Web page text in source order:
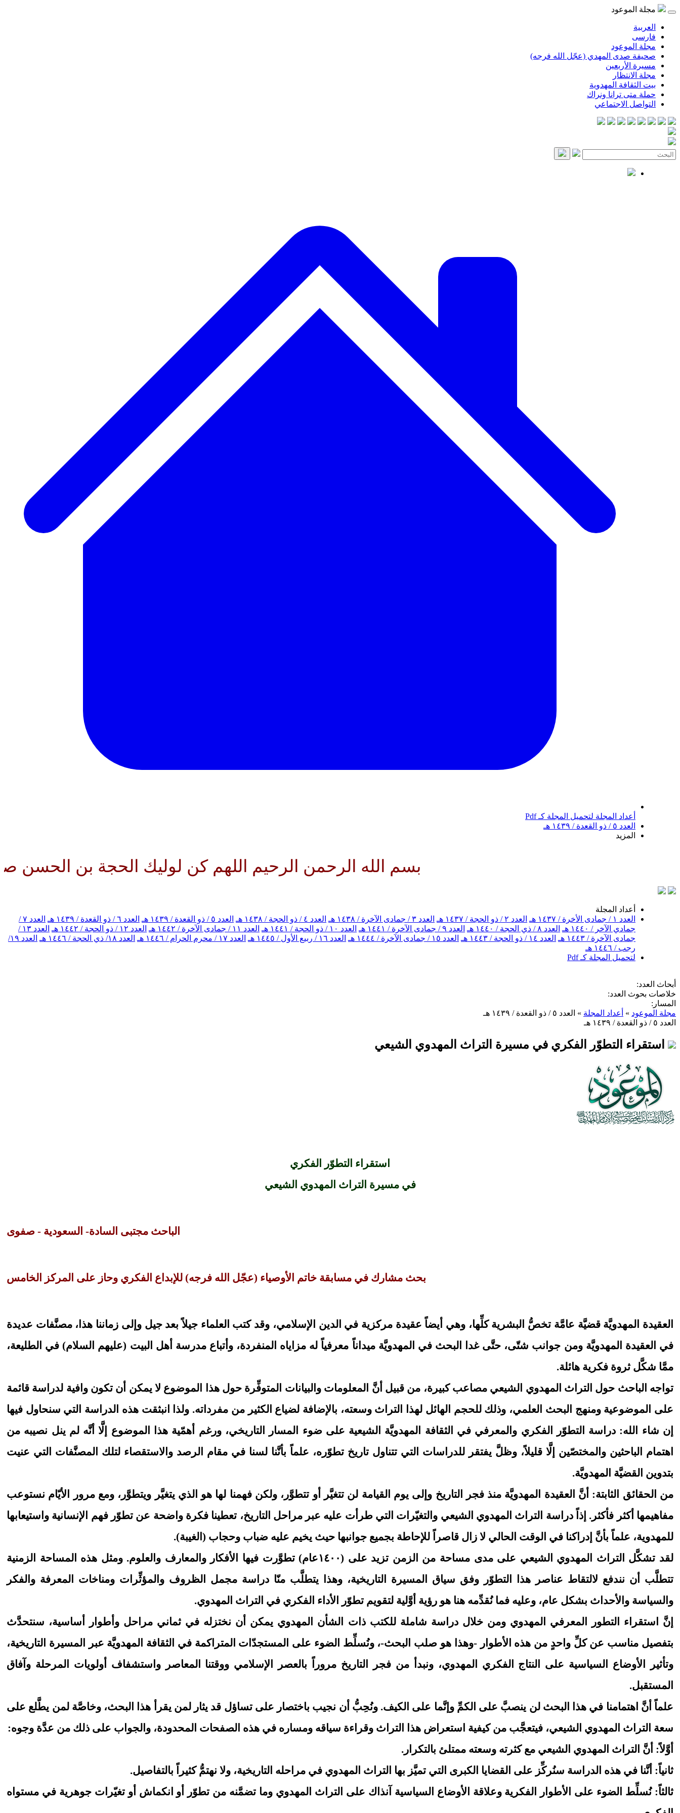
مجلة الموعود
العربية
فارسی
مجلة الموعود
صحيفة صدى المهدي (عجّل الله فرجه)
مسيرة الأربعين
مجلة الانتظار
بيت الثقافة المهدوية
حملة متى ترانا ونراك
التواصل الاجتماعي
أعداد المجلة لتحميل المجلة كـ Pdf
العدد ٥ / ذو القعدة / ١٤٣٩ هـ
المزيد
بسم الله الرحمن الرحيم اللهم كن لوليك الحجة بن الحسن صلواتك
أعداد المجلة
العدد ١ / جمادى الأخرة / ١٤٣٧ هـ
العدد ٢ / ذو الحجة / ١٤٣٧ هـ العدد ٣ / جمادى الآخرة / ١٤٣٨ هـ العدد ٤ / ذو الحجة / ١٤٣٨ هـ العدد ٥ / ذو القعدة / ١٤٣٩ هـ العدد ٦ / ذو القعدة / ١٤٣٩ هـ
العدد ٧ /
جمادي الآخر / ١٤٤٠ هـ
العدد ٨ / ذي الحجة / ١٤٤٠ هـ العدد ٩ / جمادى الآخرة / ١٤٤١ هـ العدد ١٠ / ذو الحجة / ١٤٤١ هـ العدد ١١ / جمادى الآخرة / ١٤٤٢ هـ العدد ١٢ / ذو الحجة / ١٤٤٢ هـ
العدد ١٣ /
جمادى الآخرة / ١٤٤٣ هـ
العدد ١٤ / ذو الحجة / ١٤٤٣ هـ العدد ١٥ / جمادى الآخرة / ١٤٤٤ هـ العدد ١٦ / ربيع الأول / ١٤٤٥ هـ العدد ١٧ / محرم الحرام / ١٤٤٦ هـ العدد ١٨/ ذي الحجة / ١٤٤٦ هـ
العدد ١٩/
رجب / ١٤٤٦ هـ
لتحميل المجلة كـ Pdf
أبحاث العدد:
خلاصات بحوث العدد:
المسار:
مجلة الموعود » أعداد المجلة » العدد ٥ / ذو القعدة / ١٤٣٩ هـ
العدد ٥ / ذو القعدة / ١٤٣٩ هـ
استقراء التطوّر الفكري في مسيرة التراث المهدوي الشيعي
استقراء التطوّر الفكري
في مسيرة التراث المهدوي الشيعي
الباحث مجتبى السادة- السعودية - صفوى
بحث مشارك في مسابقة خاتم الأوصياء (عجّل الله فرجه) للإبداع الفكري وحاز على المركز الخامس
العقيدة المهدويَّة قضيَّة عامَّة تخصُّ البشرية كلِّها، وهي أيضاً عقيدة مركزية في الدين الإسلامي، وقد كتب العلماء جيلاً بعد جيل وإلى زماننا هذا، مصنَّفات عديدة
في العقيدة المهدويَّة ومن جوانب شتّى، حتَّى غدا البحث في المهدويَّة ميداناً معرفياً له مزاياه المنفردة، وأتباع مدرسة أهل البيت (عليهم السلام) في الطليعة،
ممَّا شكَّل ثروة فكرية هائلة.
تواجه الباحث حول التراث المهدوي الشيعي مصاعب كبيرة، من قبيل أنَّ المعلومات والبيانات المتوفِّرة حول هذا الموضوع لا يمكن أن تكون وافية لدراسة قائمة
على الموضوعية ومنهج البحث العلمي، وذلك للحجم الهائل لهذا التراث وسعته، بالإضافة لضياع الكثير من مفرداته. ولذا انبثقت هذه الدراسة التي سنحاول فيها
إن شاء الله: دراسة التطوّر الفكري والمعرفي في الثقافة المهدويَّة الشيعية على ضوء المسار التاريخي، ورغم أهمّية هذا الموضوع إلَّا أنَّه لم ينل نصيبه من
اهتمام الباحثين والمختصّين إلَّا قليلاً، وظلَّ يفتقر للدراسات التي تتناول تاريخ تطوّره، علماً بأنَّنا لسنا في مقام الرصد والاستقصاء لتلك المصنَّفات التي عنيت
بتدوين القضيَّة المهدويَّة.
من الحقائق الثابتة: أنَّ العقيدة المهدويَّة منذ فجر التاريخ وإلى يوم القيامة لن تتغيَّر أو تتطوَّر، ولكن فهمنا لها هو الذي يتغيَّر ويتطوَّر، ومع مرور الأيّام نستوعب
مفاهيمها أكثر فأكثر. إذاً دراسة التراث المهدوي الشيعي والتغيّرات التي طرأت عليه عبر مراحل التاريخ، تعطينا فكرة واضحة عن تطوّر فهم الإنسانية واستيعابها
للمهدوية، علماً بأنَّ إدراكنا في الوقت الحالي لا زال قاصراً للإحاطة بجميع جوانبها حيث يخيم عليه ضباب وحجاب (الغيبة).
لقد تشكَّل التراث المهدوي الشيعي على مدى مساحة من الزمن تزيد على (١٤٠٠عام) تطوَّرت فيها الأفكار والمعارف والعلوم. ومثل هذه المساحة الزمنية
تتطلَّب أن نندفع لالتقاط عناصر هذا التطوّر وفق سياق المسيرة التاريخية، وهذا يتطلَّب منّا دراسة مجمل الظروف والمؤثِّرات ومناخات المعرفة والفكر
والسياسة والأحداث بشكل عام، وعليه فما نُقدِّمه هنا هو رؤية أوَّلية لتقويم تطوّر الأداء الفكري في التراث المهدوي.
إنَّ استقراء التطور المعرفي المهدوي ومن خلال دراسة شاملة للكتب ذات الشأن المهدوي يمكن أن نختزله في ثماني مراحل وأطوار أساسية، سنتحدَّث
بتفصيل مناسب عن كلِّ واحدٍ من هذه الأطوار -وهذا هو صلب البحث-، ونُسلِّط الضوء على المستجدّات المتراكمة في الثقافة المهدويَّة عبر المسيرة التاريخية،
وتأثير الأوضاع السياسية على النتاج الفكري المهدوي، ونبدأ من فجر التاريخ مروراً بالعصر الإسلامي ووقتنا المعاصر واستشفاف أولويات المرحلة وآفاق
المستقبل.
علماً أنَّ اهتمامنا في هذا البحث لن ينصبَّ على الكمِّ وإنَّما على الكيف. ونُحِبُّ أن نجيب باختصار على تساؤل قد يثار لمن يقرأ هذا البحث، وخاصَّة لمن يطَّلع على
سعة التراث المهدوي الشيعي، فيتعجَّب من كيفية استعراض هذا التراث وقراءة سياقه ومساره في هذه الصفحات المحدودة، والجواب على ذلك من عدَّة وجوه:
أوَّلاً: أنَّ التراث المهدوي الشيعي مع كثرته وسعته ممتلئ بالتكرار.
ثانياً: أنَّنا في هذه الدراسة سنُركِّز على القضايا الكبرى التي تميَّز بها التراث المهدوي في مراحله التاريخية، ولا نهتمُّ كثيراً بالتفاصيل.
ثالثاً: نُسلِّط الضوء على الأطوار الفكرية وعلاقة الأوضاع السياسية آنذاك على التراث المهدوي وما تضمَّنه من تطوّر أو انكماش أو تغيّرات جوهرية في مستواه